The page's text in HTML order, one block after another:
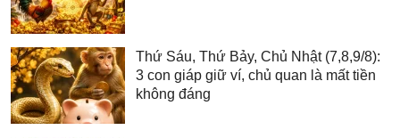
Thứ Sáu, Thứ Bảy, Chủ Nhật (7,8,9/8):
3 con giáp giữ ví, chủ quan là mất tiền
không đáng